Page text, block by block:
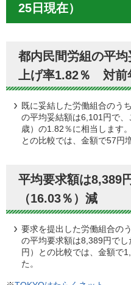
25日現在）
都内民間労組の平
上げ率1.82％ 対前
既に妥結した労働組合のう
の平均妥結額は6,101円で
歳）の1.82％に相当します
との比較では、金額で57円
平均要求額は8,389
（16.03％）減
要求を提出した労働組合の
の平均要求額は8,389円で
円）との比較では、金額で
た。